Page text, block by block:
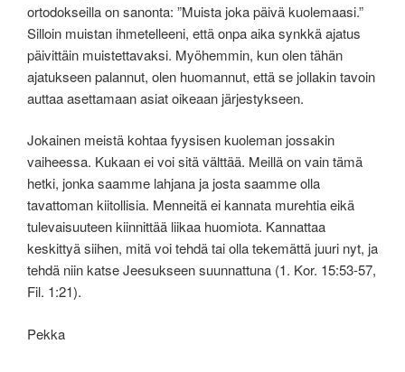
ortodokseilla on sanonta: ”Muista joka päivä kuolemaasi.”
Silloin muistan ihmetelleeni, että onpa aika synkkä ajatus
päivittäin muistettavaksi. Myöhemmin, kun olen tähän
ajatukseen palannut, olen huomannut, että se jollakin tavoin
auttaa asettamaan asiat oikeaan järjestykseen.
Jokainen meistä kohtaa fyysisen kuoleman jossakin
vaiheessa. Kukaan ei voi sitä välttää. Meillä on vain tämä
hetki, jonka saamme lahjana ja josta saamme olla
tavattoman kiitollisia. Menneitä ei kannata murehtia eikä
tulevaisuuteen kiinnittää liikaa huomiota. Kannattaa
keskittyä siihen, mitä voi tehdä tai olla tekemättä juuri nyt, ja
tehdä niin katse Jeesukseen suunnattuna (1. Kor. 15:53-57,
Fil. 1:21).
Pekka